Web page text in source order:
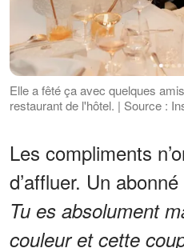
Elle a fêté ça avec quelques
restaurant de l'hôtel. | Source :
Les compliments
d’affluer. Un
Tu es absolument
couleur et cette